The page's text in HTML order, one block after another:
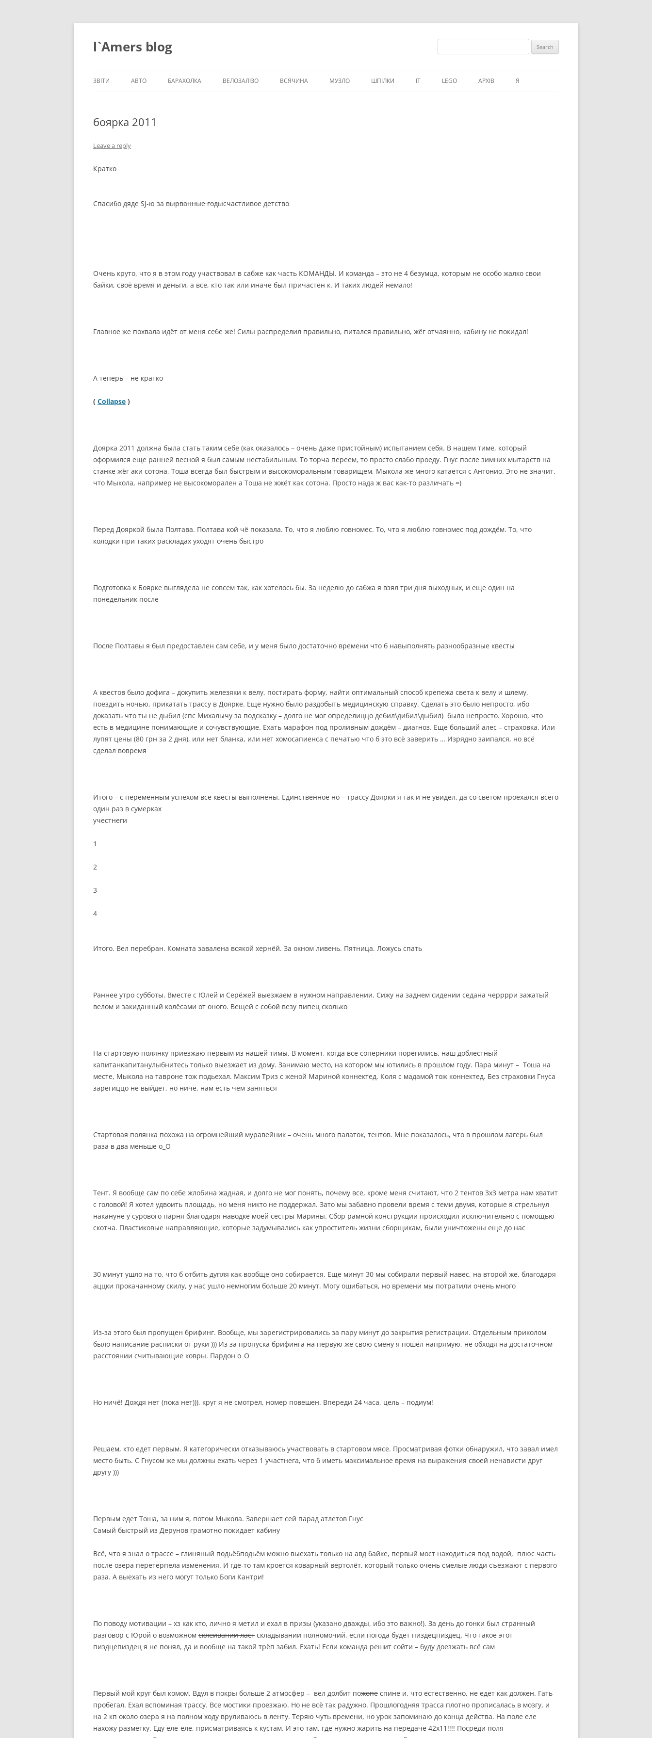
Skip
content
l`Amers blog Search
ЗВІТИ
ЗВІТИ_2020
ЗВІТИ_2016
АВТО БАРАХОЛКА ВЕЛОЗАЛІЗО ВСЯЧИНА МУЗЛО ШПІЛКИ IT LEGO АРХІВ Я
боярка 2011
Leave a reply
Кратко
Спасибо дяде SJ-ю за вырванные годысчастливое детство
Очень круто, что я в этом году участвовал в сабже как часть КОМАНДЫ. И команда – это не 4 безумца, которым не особо жалко свои
байки, своё время и деньги, а все, кто так или иначе был причастен к. И таких людей немало!
Главное же похвала идёт от меня себе же! Силы распределил правильно, питался правильно, жёг отчаянно, кабину не покидал!
А теперь – не кратко
( Collapse )
Доярка 2011 должна была стать таким себе (как оказалось – очень даже пристойным) испытанием себя. В нашем тиме, который
оформился еще ранней весной я был самым нестабильным. То торча переем, то просто слабо проеду. Гнус после зимних мытарств на
станке жёг аки сотона, Тоша всегда был быстрым и высокоморальным товарищем, Мыкола же много катается с Антонио. Это не значит,
что Мыкола, например не высокоморален а Тоша не жжёт как сотона. Просто нада ж вас как-то различать =)
Перед Дояркой была Полтава. Полтава кой чё показала. То, что я люблю говномес. То, что я люблю говномес под дождём. То, что
колодки при таких раскладах уходят очень быстро
Подготовка к Боярке выглядела не совсем так, как хотелось бы. За неделю до сабжа я взял три дня выходных, и еще один на
понедельник после
После Полтавы я был предоставлен сам себе, и у меня было достаточно времени что б навыполнять разнообразные квесты
А квестов было дофига – докупить железяки к велу, постирать форму, найти оптимальный способ крепежа света к велу и шлему,
поездить ночью, прикатать трассу в Доярке. Еще нужно было раздобыть медицинскую справку. Сделать это было непросто, ибо
доказать что ты не дыбил (спс Михалычу за подсказку – долго не мог определиццо дебил\дибил\дыбил) было непросто. Хорошо, что
есть в медицине понимающие и сочувствующие. Ехать марафон под проливным дождём – диагноз. Еще больший алес – страховка. Или
лупят цены (80 грн за 2 дня), или нет бланка, или нет хомосапиенса с печатью что б это всё заверить … Изрядно заипался, но всё
сделал вовремя
Итого – с переменным успехом все квесты выполнены. Единственное но – трассу Доярки я так и не увидел, да со светом проехался всего
один раз в сумерках
учестнеги
1
2
3
4
Итого. Вел перебран. Комната завалена всякой хернёй. За окном ливень. Пятница. Ложусь спать
Раннее утро субботы. Вместе с Юлей и Серёжей выезжаем в нужном направлении. Сижу на заднем сидении седана черррри зажатый
велом и закиданный колёсами от оного. Вещей с собой везу пипец сколько
На стартовую полянку приезжаю первым из нашей тимы. В момент, когда все соперники порегились, наш доблестный
капитанкапитанулыбнитесь только выезжает из дому. Занимаю место, на котором мы ютились в прошлом году. Пара минут – Тоша на
месте, Мыкола на тавроне тож подьехал. Максим Триз с женой Мариной коннектед. Коля с мадамой тож коннектед. Без страховки Гнуса
зарегиццо не выйдет, но ничё, нам есть чем заняться
Стартовая полянка похожа на огромнейший муравейник – очень много палаток, тентов. Мне показалось, что в прошлом лагерь был
раза в два меньше о_О
Тент. Я вообще сам по себе жлобина жадная, и долго не мог понять, почему все, кроме меня считают, что 2 тентов 3х3 метра нам хватит
с головой! Я хотел удвоить площадь, но меня никто не поддержал. Зато мы забавно провели время с теми двумя, которые я стрельнул
накануне у сурового парня благодаря наводке моей сестры Марины. Сбор рамной конструкции происходил исключительно с помощью
скотча. Пластиковые направляющие, которые задумывались как упроститель жизни сборщикам, были уничтожены еще до нас
30 минут ушло на то, что б отбить дупля как вообще оно собирается. Еще минут 30 мы собирали первый навес, на второй же, благодаря
аццки прокачанному скилу, у нас ушло немногим больше 20 минут. Могу ошибаться, но времени мы потратили очень много
Из-за этого был пропущен брифинг. Вообще, мы зарегистрировались за пару минут до закрытия регистрации. Отдельным приколом
было написание расписки от руки ))) Из за пропуска брифинга на первую же свою смену я пошёл напрямую, не обходя на достаточном
расстоянии считывающие ковры. Пардон о_О
Но ничё! Дождя нет (пока нет))), круг я не смотрел, номер повешен. Впереди 24 часа, цель – подиум!
Решаем, кто едет первым. Я категорически отказываюсь участвовать в стартовом мясе. Просматривая фотки обнаружил, что завал имел
место быть. С Гнусом же мы должны ехать через 1 участнега, что б иметь максимальное время на выражения своей ненависти друг
другу )))
Первым едет Тоша, за ним я, потом Мыкола. Завершает сей парад атлетов Гнус
Самый быстрый из Дерунов грамотно покидает кабину
Всё, что я знал о трассе – глиняный подьёбподьём можно выехать только на авд байке, первый мост находиться под водой, плюс часть
после озера перетерпела изменения. И где-то там кроется коварный вертолёт, который только очень смелые люди съезжают с первого
раза. А выехать из него могут только Боги Кантри!
По поводу мотивации – хз как кто, лично я метил и ехал в призы (указано дважды, ибо это важно!). За день до гонки был странный
разговор с Юрой о возможном склеивании ласт складывании полномочий, если погода будет пиздецпиздец. Что такое этот
пиздцепиздец я не понял, да и вообще на такой трёп забил. Ехать! Если команда решит сойти – буду доезжать всё сам
Первый мой круг был комом. Вдул в покры больше 2 атмосфер – вел долбит пожопе спине и, что естественно, не едет как должен. Гать
пробегал. Ехал вспоминая трассу. Все мостики проезжаю. Но не всё так радужно. Прошлогодняя трасса плотно прописалась в мозгу, и
на 2 кп около озера я на полном ходу вруливаюсь в ленту. Теряю чуть времени, но урок запоминаю до конца действа. На поле еле
нахожу разметку. Еду еле-еле, присматриваясь к кустам. И это там, где нужно жарить на передаче 42х11!!!! Посреди поля